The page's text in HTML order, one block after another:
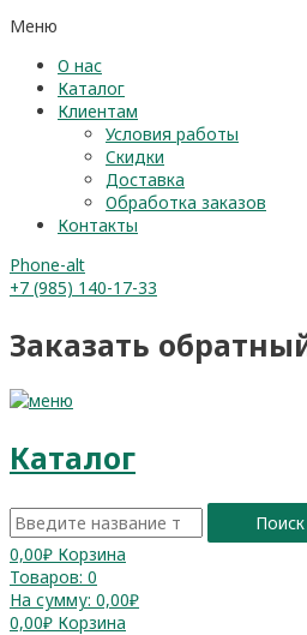
Меню
О нас
Каталог
Клиентам
Условия работы
Скидки
Доставка
Обработка заказов
Контакты
Phone-alt
+7 (985) 140-17-33
Заказать
Каталог
Поиск
0,00₽ Корзина
Товаров: 0
На сумму: 0,00₽
0,00₽ Корзина